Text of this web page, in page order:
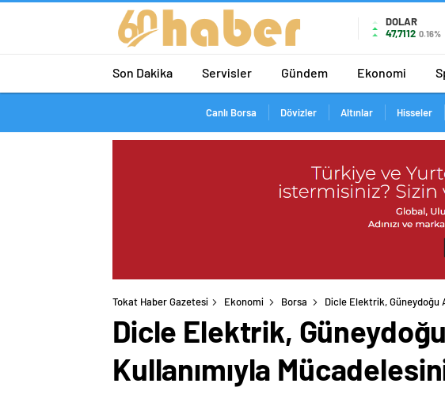
DOLAR
47,7112 0.16%
Son Dakika Servisler Gündem Ekonomi
Canlı Borsa Dövizler Altınlar Hisseler
Tokat Haber Gazetesi Ekonomi Borsa Dicle Elektrik, Güneydoğu
Dicle Elektrik,
Kullanımıyla